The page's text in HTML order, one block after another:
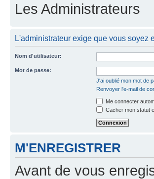
Les Administrateurs
L'administrateur exige que vous soyez
Nom d'utilisateur:
Mot de passe:
J'ai oublié mon mot de
Renvoyer l'e-mail de
Me connecter
Cacher mon statut
M'ENREGISTRER
Avant de vous